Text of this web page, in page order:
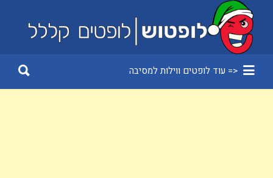
Search
for:
<= עוד לופטים ווילות למסיבה
for: